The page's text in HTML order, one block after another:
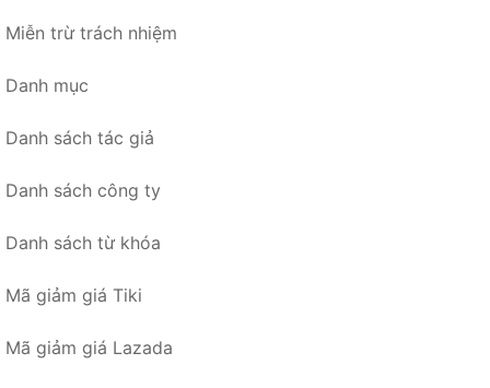
Miễn trừ trách nhiệm
Danh mục
Danh sách tác giả
Danh sách công ty
Danh sách từ khóa
Mã giảm giá Tiki
Mã giảm giá Lazada